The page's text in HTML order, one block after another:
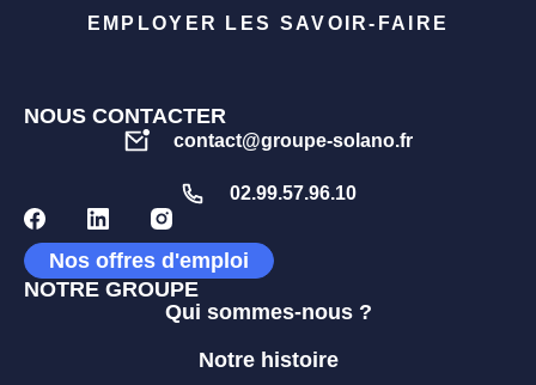
EMPLOYER LES SAVOIR-FAIRE
NOUS CONTACTER
contact@groupe-solano.fr
02.99.57.96.10
Nos offres d'emploi
NOTRE GROUPE
Qui sommes-nous ?
Notre histoire